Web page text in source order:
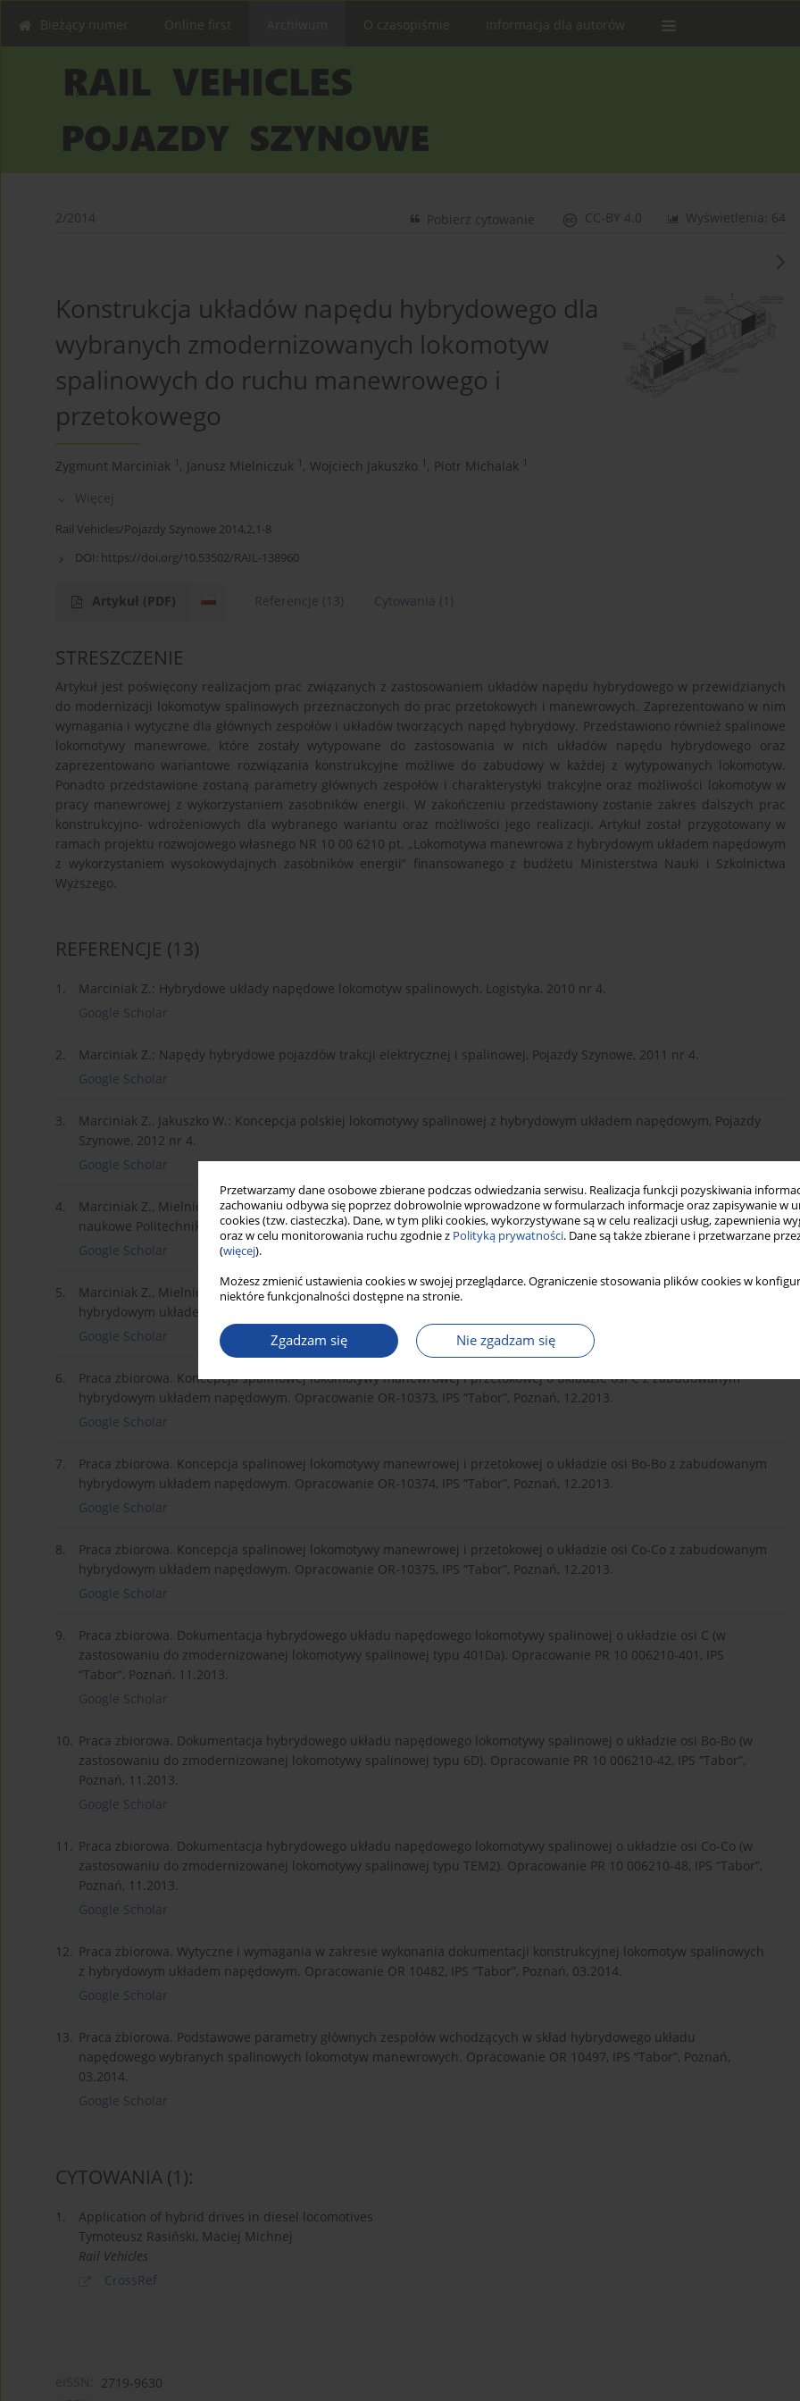
Przetwarzamy dane osobowe zbierane podczas odwiedzania serwisu. Realizacja funkcji pozyskiwania
zachowaniu odbywa się poprzez dobrowolnie wprowadzone w formularzach informacje oraz zapisywanie w
cookies (tzw. ciasteczka). Dane, w tym pliki cookies, wykorzystywane są w celu realizacji usług, zapewnienia
oraz w celu monitorowania ruchu zgodnie z Polityką prywatności. Dane są także zbierane i przetwarzane
(więcej).
Możesz zmienić ustawienia cookies w swojej przeglądarce. Ograniczenie stosowania plików cookies w
niektóre funkcjonalności dostępne na stronie.
Zgadzam się Nie zgadzam się
Bieżący numer Online first O czasopiśmie Informacja dla autorów
2/2014 Wyświetlenia: 64
CC-BY 4.0
Pobierz cytowanie
Konstrukcja układów napędu hybrydowego dla
wybranych zmodernizowanych lokomotyw
spalinowych do ruchu manewrowego i
przetokowego
Zygmunt Marciniak 1 , Janusz Mielniczuk 1 , Wojciech Jakuszko 1 , Piotr Michalak 1
Więcej
Rail Vehicles/Pojazdy Szynowe 2014,2,1-8
DOI: https://doi.org/10.53502/RAIL-138960
Artykuł (PDF) Referencje (13) Cytowania (1)
STRESZCZENIE
Artykuł jest poświęcony realizacjom prac związanych z zastosowaniem układów napędu hybrydowego w przewidzianych
do modernizacji lokomotyw spalinowych przeznaczonych do prac przetokowych i manewrowych. Zaprezentowano w nim
wymagania i wytyczne dla głównych zespołów i układów tworzących napęd hybrydowy. Przedstawiono również spalinowe
lokomotywy manewrowe, które zostały wytypowane do zastosowania w nich układów napędu hybrydowego oraz
zaprezentowano wariantowe rozwiązania konstrukcyjne możliwe do zabudowy w każdej z wytypowanych lokomotyw.
Ponadto przedstawione zostaną parametry głównych zespołów i charakterystyki trakcyjne oraz możliwości lokomotyw w
pracy manewrowej z wykorzystaniem zasobników energii. W zakończeniu przedstawiony zostanie zakres dalszych prac
konstrukcyjno- wdrożeniowych dla wybranego wariantu oraz możliwości jego realizacji. Artykuł został przygotowany w
ramach projektu rozwojowego własnego NR 10 00 6210 pt. „Lokomotywa manewrowa z hybrydowym układem napędowym
z wykorzystaniem wysokowydajnych zasobników energii” finansowanego z budżetu Ministerstwa Nauki i Szkolnictwa
Wyższego.
REFERENCJE (13)
1.
Marciniak Z.: Hybrydowe układy napędowe lokomotyw spalinowych, Logistyka, 2010 nr 4.
Google Scholar
2.
Marciniak Z.: Napędy hybrydowe pojazdów trakcji elektrycznej i spalinowej, Pojazdy Szynowe, 2011 nr 4.
Google Scholar
3.
Marciniak Z., Jakuszko W.: Koncepcja polskiej lokomotywy spalinowej z hybrydowym układem napędowym, Pojazdy
Szynowe, 2012 nr 4.
Google Scholar
4.
Marciniak Z., Mielniczuk J.: Polska koncepcja lokomotywy spalinowej z hybrydowym układem napędowym, Prace
naukowe Politechniki Warszawskiej, Seria Transport. Z. 98 – Środki i infrastruktura transportu, Warszawa 2013.
Google Scholar
5.
Marciniak Z., Mielniczuk J.: Lokomotywy spalinowe jednokabinowe do prac manewrowych i przetokowych z
hybrydowym układem napędowym (koncepcja i założenia), Problemy Kolejnictwa, 2014 (zgłoszony do druku).
Google Scholar
6.
Praca zbiorowa. Koncepcja spalinowej lokomotywy manewrowej i przetokowej o układzie osi C z zabudowanym
hybrydowym układem napędowym. Opracowanie OR-10373, IPS “Tabor”, Poznań, 12.2013.
Google Scholar
7.
Praca zbiorowa. Koncepcja spalinowej lokomotywy manewrowej i przetokowej o układzie osi Bo-Bo z zabudowanym
hybrydowym układem napędowym. Opracowanie OR-10374, IPS “Tabor”, Poznań, 12.2013.
Google Scholar
8.
Praca zbiorowa. Koncepcja spalinowej lokomotywy manewrowej i przetokowej o układzie osi Co-Co z zabudowanym
hybrydowym układem napędowym. Opracowanie OR-10375, IPS “Tabor”, Poznań, 12.2013.
Google Scholar
9.
Praca zbiorowa. Dokumentacja hybrydowego układu napędowego lokomotywy spalinowej o układzie osi C (w
zastosowaniu do zmodernizowanej lokomotywy spalinowej typu 401Da). Opracowanie PR 10 006210-401, IPS
“Tabor”, Poznań, 11.2013.
Google Scholar
10. Praca zbiorowa. Dokumentacja hybrydowego układu napędowego lokomotywy spalinowej o układzie osi Bo-Bo (w
zastosowaniu do zmodernizowanej lokomotywy spalinowej typu 6D). Opracowanie PR 10 006210-42, IPS “Tabor”,
Poznań, 11.2013.
Google Scholar
11. Praca zbiorowa. Dokumentacja hybrydowego układu napędowego lokomotywy spalinowej o układzie osi Co-Co (w
zastosowaniu do zmodernizowanej lokomotywy spalinowej typu TEM2). Opracowanie PR 10 006210-48, IPS “Tabor”,
Poznań, 11.2013.
Google Scholar
12. Praca zbiorowa. Wytyczne i wymagania w zakresie wykonania dokumentacji konstrukcyjnej lokomotyw spalinowych
z hybrydowym układem napędowym. Opracowanie OR 10482, IPS “Tabor”, Poznań, 03.2014.
Google Scholar
13. Praca zbiorowa. Podstawowe parametry głównych zespołów wchodzących w skład hybrydowego układu
napędowego wybranych spalinowych lokomotyw manewrowych. Opracowanie OR 10497, IPS “Tabor”, Poznań,
03.2014.
Google Scholar
CYTOWANIA (1):
1.
Application of hybrid drives in diesel locomotives
Tymoteusz Rasiński, Maciej Michnej
Rail Vehicles
CrossRef
2719-9630